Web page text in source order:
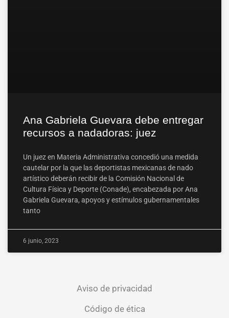
Ana Gabriela Guevara debe entregar
recursos a nadadoras: juez
Un juez en Materia Administrativa concedió una medida
cautelar por la que las deportistas mexicanas de nado
artístico deberán recibir de la Comisión Nacional de
Cultura Física y Deporte (Conade), encabezada por Ana
Gabriela Guevara, apoyos y estímulos gubernamentales
tanto
6 junio, 2023
Aviso de privacidad
Código de ética